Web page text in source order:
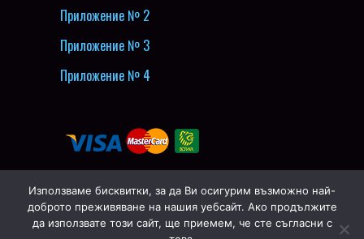
Приложение № 2
Приложение № 3
Приложение № 4
Използваме бисквитки, за да Ви осигурим възможно най-
доброто преживяване на нашия уебсайт. Ако продължите
да използвате този сайт, ще приемем, че сте съгласни с